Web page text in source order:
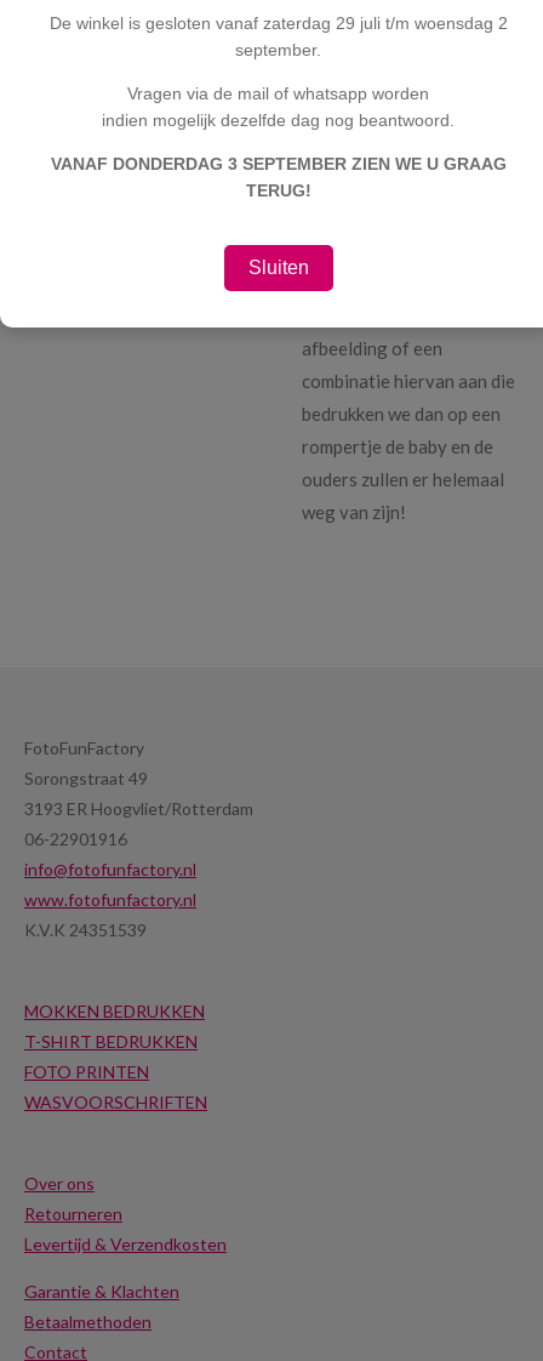
baby ook nog eens lekker
warm houden. En de
rompertjes zijn te
verkrijgen in 4 populaire
rompertje helemaal
kies dan voor een
gepersonaliseerd
afbeelding of een
combinatie hiervan aan die
bedrukken we dan op een
rompertje de baby en de
ouders zullen er helemaal
weg van zijn!
De winkel is gesloten vanaf zaterdag 29 juli t/m woensdag 2
september.
Vragen via de mail of whatsapp worden
indien mogelijk dezelfde dag nog beantwoord.
VANAF DONDERDAG 3 SEPTEMBER ZIEN WE U GRAAG
TERUG!
Sluiten
FotoFunFactory
Sorongstraat 49
3193 ER Hoogvliet/Rotterdam
06-22901916
info@fotofunfactory.nl
www.fotofunfactory.nl
K.V.K 24351539
MOKKEN BEDRUKKEN
T-SHIRT BEDRUKKEN
FOTO PRINTEN
WASVOORSCHRIFTEN
Over ons
Retourneren
Levertijd & Verzendkosten
Garantie & Klachten
Betaalmethoden
Contact